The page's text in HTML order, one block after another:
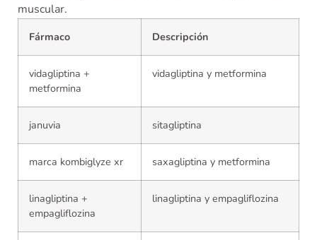
muscular.
Fármaco Descripción
vidagliptina +
metformina
vidagliptina y metformina
januvia sitagliptina
marca kombiglyze xr saxagliptina y metformina
linagliptina +
empagliflozina
linagliptina y empagliflozina